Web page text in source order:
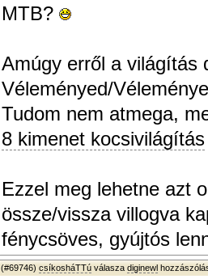
MTB?
Amúgy erről a világítás
Véleményed/
Tudom nem atmega,
8 kimenet kocsivilágítás
Ezzel meg lehetne azt
össze/vissza villogva
fénycsöves, gyújtós
(#69746) csíkosháTTú válasza diginewl